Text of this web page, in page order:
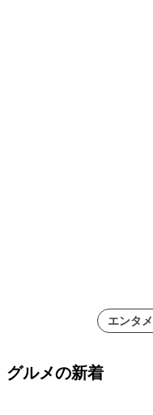
エンタ
グルメの新着